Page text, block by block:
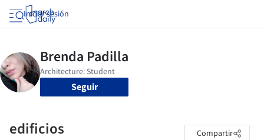
Iniciar sesión
Seguir
edificios Compartir